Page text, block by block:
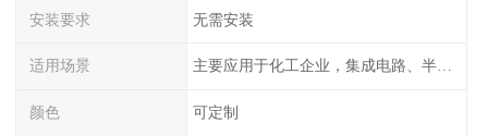
安装要求 无需安装
适用场景 主要应用于化工企业，集成电路、半导体、光伏电池
颜色 可定制